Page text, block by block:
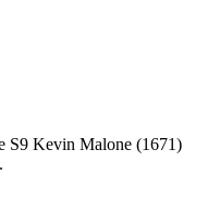
S9 Kevin Malone (1671)